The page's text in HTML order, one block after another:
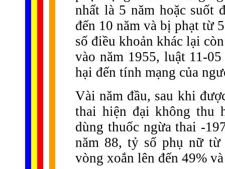
nhất là 5 năm hoặc suốt
đến 10 năm và bị phạt từ
số điều khoản khác lại
vào năm 1955, luật 11-
hại đến tính mạng của
Vài năm đầu, sau khi
thai hiện đại không thu
dùng thuốc ngừa thai -
năm 88, tỷ số phụ nữ
vòng xoắn lên đến 49%